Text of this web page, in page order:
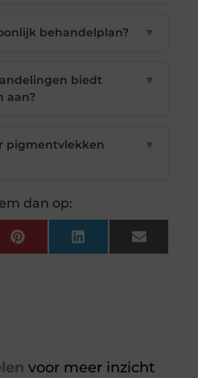
behandelplan? ▼
biedt
aan?
▼
pigmentvlekken
▼
dan op:
Pinterest LinkedIn Email
voor meer inzicht